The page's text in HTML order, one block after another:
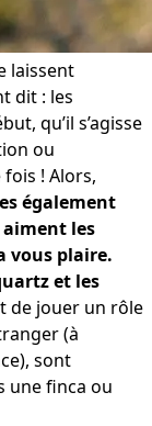
laissent
dit : les
qu’il s’agisse
ou
! Alors,
également
les
vous plaire.
et les
de jouer un rôle
(à
sont
une finca ou